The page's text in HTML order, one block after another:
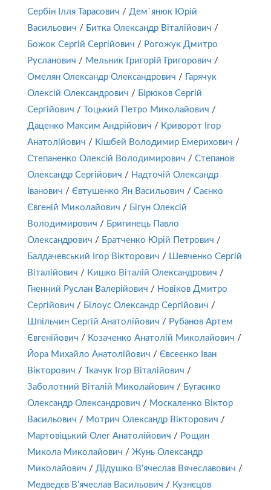
Сербін Ілля Тарасович / Дем`янюк Юрій
Васильович / Битка Олександр Віталійович /
Божок Сергій Сергійович / Рогожук Дмитро
Русланович / Мельник Григорій Григорович /
Омелян Олександр Олександрович /
Гарячук
Олексій Олександрович / Бірюков Сергій
Сергійович / Тоцький Петро Миколайович /
Даценко Максим Андрійович / Криворот Ігор
Анатолійович / Кішбей Володимир Емерихович /
Степаненко Олексій Володимирович / Степанов
Олександр Сергійович / Надточій Олександр
Іванович / Євтушенко Ян Васильович / Саєнко
Євгеній Миколайович / Бігун Олексій
Володимирович / Бригинець Павло
Олександрович / Братченко Юрій Петрович /
Балдачевський Ігор Вікторович / Шевченко Сергій
Віталійович / Кишко Віталій Олександрович /
Гненний Руслан Валерійович / Новіков Дмитро
Сергійович / Білоус Олександр Сергійович /
Шпільчин Сергій Анатолійович / Рубанов Артем
Євгенійович / Козаченко Анатолій Миколайович /
Йора Михайло Анатолійович / Євсеєнко Іван
Вікторович / Ткачук Ігор Віталійович /
Заболотний Віталій Миколайович / Бугаєнко
Олександр Олександрович / Москаленко Віктор
Васильович / Мотрич Олександр Вікторович /
Мартовіцький Олег Анатолійович / Рощин
Микола Миколайович / Жунь Олександр
Миколайович / Дідушко В’ячеслав Вячеславович /
Медведєв В’ячеслав Васильович / Кузнєцов